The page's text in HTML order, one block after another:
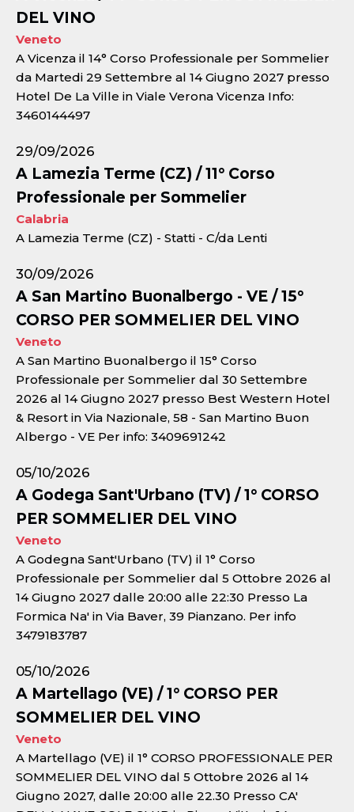
DEL VINO
Veneto
A Vicenza il 14° Corso Professionale per Sommelier
da Martedi 29 Settembre al 14 Giugno 2027 presso
Hotel De La Ville in Viale Verona Vicenza Info:
3460144497
29/09/2026
A Lamezia Terme (CZ) / 11° Corso
Professionale per Sommelier
Calabria
A Lamezia Terme (CZ) - Statti - C/da Lenti
30/09/2026
A San Martino Buonalbergo - VE / 15°
CORSO PER SOMMELIER DEL VINO
Veneto
A San Martino Buonalbergo il 15° Corso
Professionale per Sommelier dal 30 Settembre
2026 al 14 Giugno 2027 presso Best Western Hotel
& Resort in Via Nazionale, 58 - San Martino Buon
Albergo - VE Per info: 3409691242
05/10/2026
A Godega Sant'Urbano (TV) / 1° CORSO
PER SOMMELIER DEL VINO
Veneto
A Godegna Sant'Urbano (TV) il 1° Corso
Professionale per Sommelier dal 5 Ottobre 2026 al
14 Giugno 2027 dalle 20:00 alle 22:30 Presso La
Formica Na' in Via Baver, 39 Pianzano. Per info
3479183787
05/10/2026
A Martellago (VE) / 1° CORSO PER
SOMMELIER DEL VINO
Veneto
A Martellago (VE) il 1° CORSO PROFESSIONALE PER
SOMMELIER DEL VINO dal 5 Ottobre 2026 al 14
Giugno 2027, dalle 20:00 alle 22.30 Presso CA'